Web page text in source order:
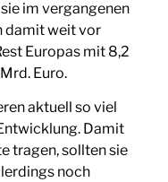
im vergangenen
damit weit vor
Europas mit 8,2
Euro.
aktuell so viel
Damit
tragen, sollten sie
noch